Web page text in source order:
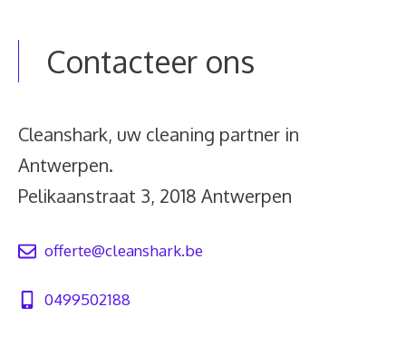
Contacteer ons
Cleanshark, uw cleaning partner in
Antwerpen.
Pelikaanstraat 3, 2018 Antwerpen
offerte@cleanshark.be
0499502188